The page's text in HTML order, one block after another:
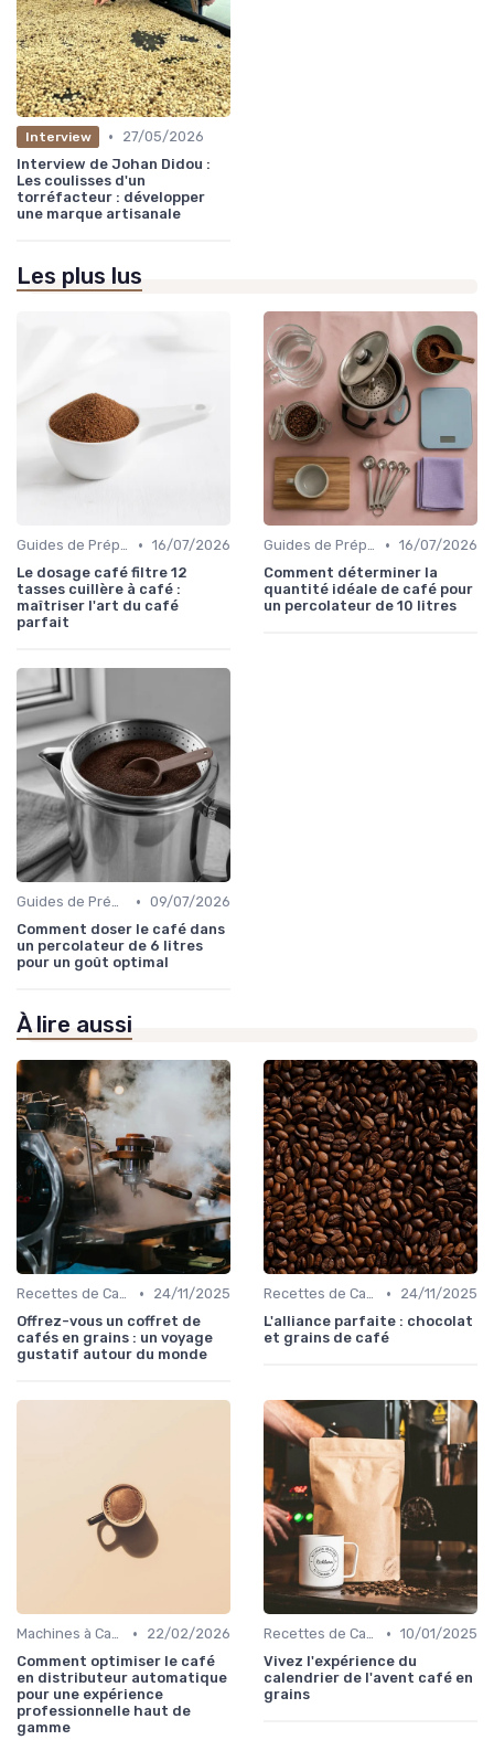
Interview •
27/05/2026
Interview de Johan Didou :
Les coulisses d'un
torréfacteur : développer
une marque artisanale
Les plus lus
Guides de Préparation • 16/07/2026
Le dosage café filtre 12
tasses cuillère à café :
maîtriser l'art du café
parfait
Guides de Préparation • 16/07/2026
Comment déterminer la
quantité idéale de café pour
un percolateur de 10 litres
Guides de Préparation • 09/07/2026
Comment doser le café dans
un percolateur de 6 litres
pour un goût optimal
À lire aussi
Recettes de Café Maison •
24/11/2025
Offrez-vous un coffret de
cafés en grains : un voyage
gustatif autour du monde
Recettes de Café Maison •
24/11/2025
L'alliance parfaite : chocolat
et grains de café
Machines à Café et Accessoires •
22/02/2026
Comment optimiser le café
en distributeur automatique
pour une expérience
professionnelle haut de
gamme
Recettes de Café Maison • 10/01/2025
Vivez l'expérience du
calendrier de l'avent café en
grains